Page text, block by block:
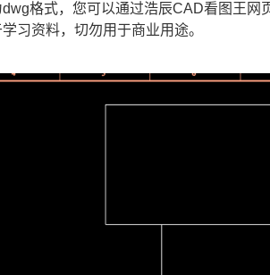
格式，您可以通过浩辰CAD看图王网
习资料，切勿用于商业用途。